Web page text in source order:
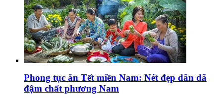
Phong tục ăn Tết miền Nam: Nét đẹp dân dã
đậm chất phương Nam